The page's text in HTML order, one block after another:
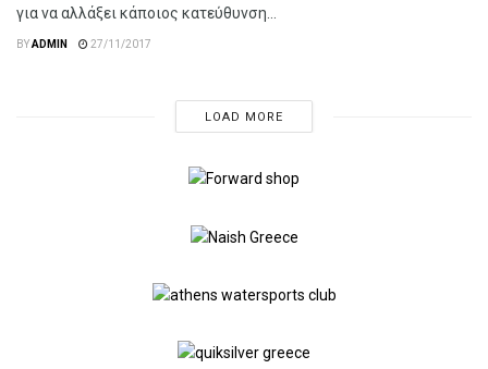
για να αλλάξει κάποιος κατεύθυνση...
BYADMIN 27/11/2017
LOAD MORE